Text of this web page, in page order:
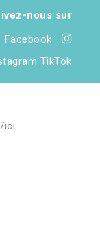
nous sur
Facebook
TikTok